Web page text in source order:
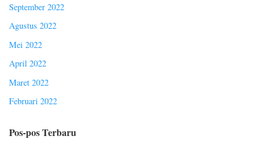
September 2022
Agustus 2022
Mei 2022
April 2022
Maret 2022
Februari 2022
Pos-pos Terbaru